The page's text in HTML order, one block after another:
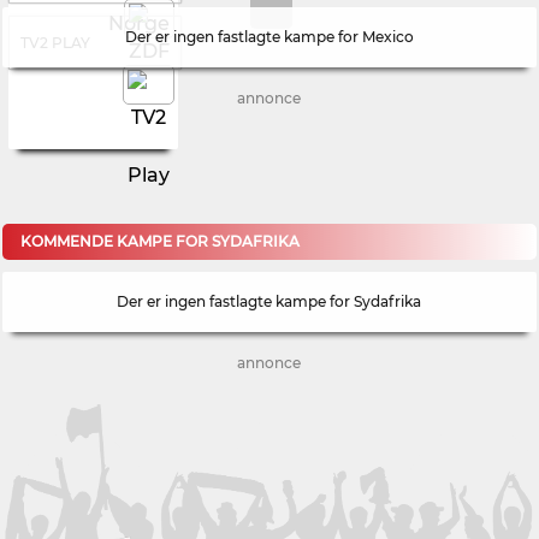
TV2 PLAY Der er ingen fastlagte kampe for Mexico
annonce
KOMMENDE KAMPE FOR SYDAFRIKA
Der er ingen fastlagte kampe for Sydafrika
annonce